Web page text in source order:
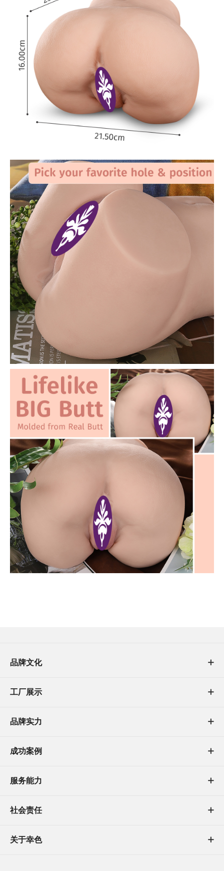
品牌文化 
工厂展示 
品牌实力 
成功案例 
服务能力 
社会责任 
关于幸色 